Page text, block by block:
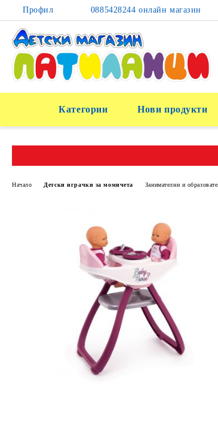
Профил 0885428244 онлайн магазин
Категории Нови продукти
Начало Детски играчки за момичета Занимателни и